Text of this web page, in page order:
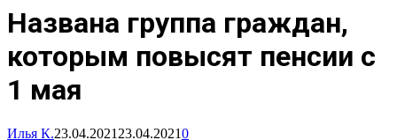
Названа группа граждан,
которым повысят пенсии с
1 мая
Илья К.23.04.2021 23.04.20210